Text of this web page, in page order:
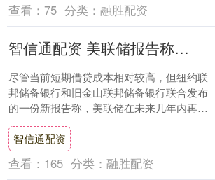
查看： 75 分类： 融胜配资
智信通配资 美联储报告称利率重回近零水平的风险依然存在
尽管当前短期借贷成本相对较高，但纽约联
邦储备银行和旧金山联邦储备银行联合发布
的一份新报告称，美联储在未来几年内再次
将短期利率目标设定在接近零的水平的可能
性仍然存....
智信通配资
查看： 165 分类： 融胜配资